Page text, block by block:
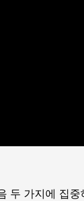
두 가지에 집중